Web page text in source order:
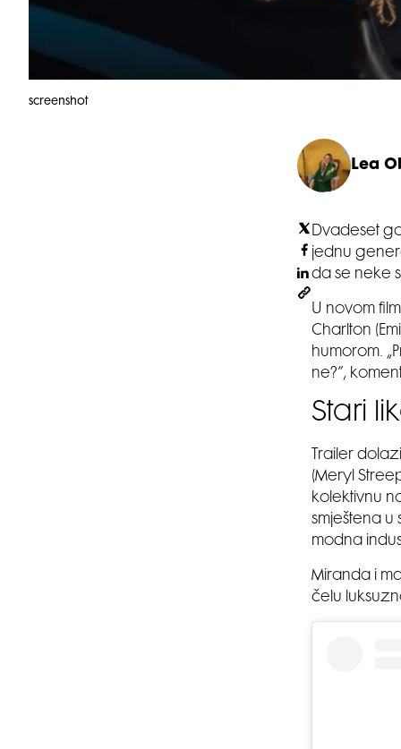
screenshot
Lea
Dvadeset
jednu
da se neke
U novom
Charlton
humorom.
ne?”,
Stari
Trailer
(Meryl
kolektivnu
smještena u
modna
Miranda i
čelu